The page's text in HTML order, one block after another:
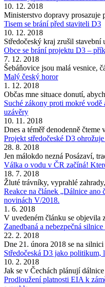
10. 12. 2018
Ministerstvo dopravy prosazuje
Tisem se brání před staviteli D3
10. 12. 2018
Středočeský kraj zrušil
Obce se brání projektu D3 –
7. 12. 2018
Šebáňovice jsou malá vesnice,
Malý český horor
1. 12. 2018
Občas mne situace donutí,
Suché zákony proti mokré vodě
uzávěry
10. 11. 2018
Dnes a téměř denodenně
Projekt středočeské D3
28. 8. 2018
Jen málokdo nezná Posázaví,
Válka o vodu v ČR začíná!
18. 7. 2018
Žluté trávníky, vyprahlé
Reakce na článek „Dálnice ano
novinách V/2018.
1. 6. 2018
V uvedeném článku se
Zanedbaná a nebezpečná
22. 2. 2018
Dne 21. února 2018 se na
Středočeská D3 jako politikum,
10. 2. 2018
Jak se v Čechách plánují
Prodloužení platnosti EIA k